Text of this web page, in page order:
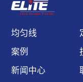
均匀线
案例
新闻中心